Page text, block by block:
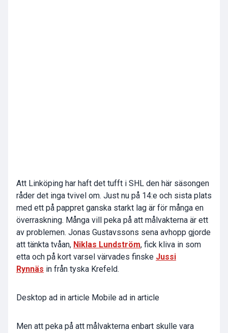
Att Linköping har haft det tufft i SHL den här säsongen
råder det inga tvivel om. Just nu på 14:e och sista plats
med ett på pappret ganska starkt lag är för många en
överraskning. Många vill peka på att målvakterna är ett
av problemen. Jonas Gustavssons sena avhopp gjorde
att tänkta tvåan, Niklas Lundström, fick kliva in som
etta och på kort varsel värvades finske Jussi
Rynnäs in från tyska Krefeld.
Desktop ad in article Mobile ad in article
Men att peka på att målvakterna enbart skulle vara